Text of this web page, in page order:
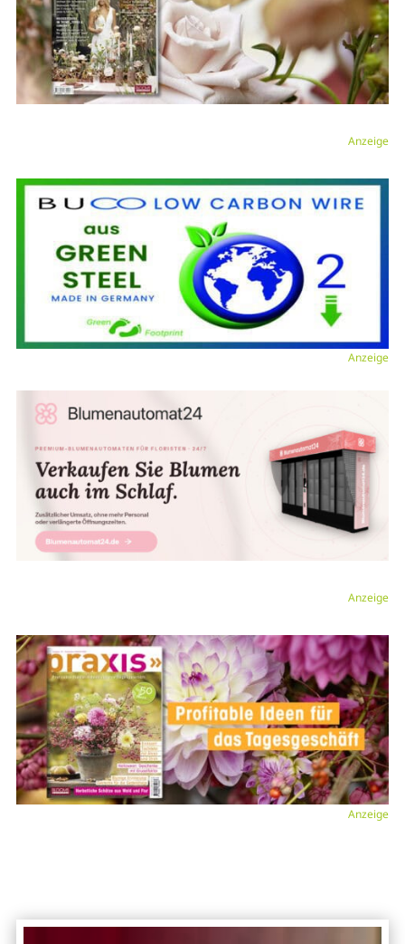
Anzeige
Anzeige
Anzeige
Anzeige